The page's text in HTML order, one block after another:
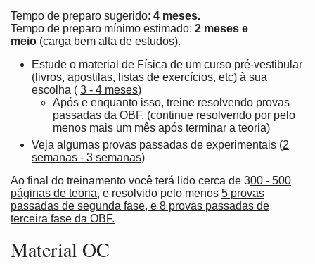
Tempo de preparo sugerido: 4 meses.
Tempo de preparo mínimo estimado: 2 meses e
meio (carga bem alta de estudos).
Estude o material de Física de um curso pré-vestibular
(livros, apostilas, listas de exercícios, etc) à sua
escolha ( 3 - 4 meses)
Após e enquanto isso, treine resolvendo provas
passadas da OBF. (continue resolvendo por pelo
menos mais um mês após terminar a teoria)
Veja algumas provas passadas de experimentais (2
semanas - 3 semanas)
Ao final do treinamento você terá lido cerca de 300 - 500
páginas de teoria, e resolvido pelo menos 5 provas
passadas de segunda fase, e 8 provas passadas de
terceira fase da OBF.
Material OC